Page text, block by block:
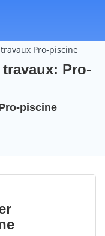
Pro-piscine
Pro-
piscine